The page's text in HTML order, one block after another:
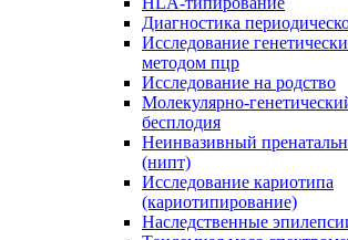
Диагностика
Исследование
методом пцр
Исследование на родство
Молекулярно-
бесплодия
Неинвазивный
(нипт)
Исследование кариотипа
(кариотипирование)
Наследственные